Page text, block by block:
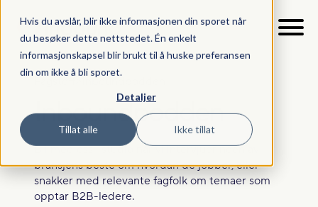
Hvis du avslår, blir ikke informasjonen din sporet når
du besøker dette nettstedet. Én enkelt
informasjonskapsel blir brukt til å huske preferansen
din om ikke å bli sporet.
Detaljer
Tillat alle Ikke tillat
Inboundpodden
Inboundpodden
Bli med oss i studio når vi intervjuer noen av
bransjens beste om hvordan de jobber, eller
snakker med relevante fagfolk om temaer som
opptar B2B-ledere.